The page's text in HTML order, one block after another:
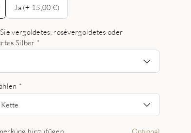
Ja (+ 15,00 €)
vergoldetes, rosévergoldetes oder
Silber *
*
hinzufügen Optional